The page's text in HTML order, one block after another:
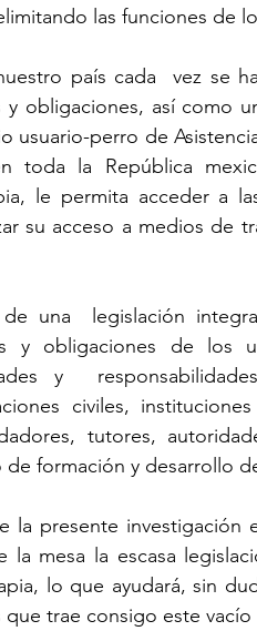
las funciones de
país cada  vez se
obligaciones, así como
usuario-perro de
toda la República
le permita acceder a
su acceso a medios de
una  legislación
y obligaciones de los
y
civiles,
tutores,
de formación y desarrollo
la presente investigación
la mesa la escasa
lo que ayudará, sin
trae consigo este vacío